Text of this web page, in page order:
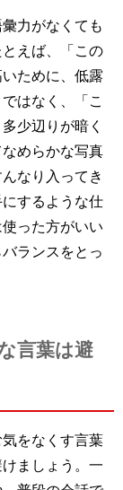
力がなくても
えば、「この
ために、低露
はなく、「こ
少辺りが暗く
めらかな写真
なり入ってき
するような仕
った方がいい
ランスをとっ
言葉は避
をなくす言葉
ましょう。一